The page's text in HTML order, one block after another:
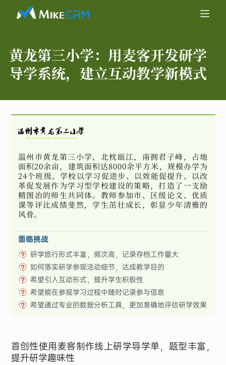
黄龙第三小学： 用麦客开发研学
导学系统，建立互动教学新模式
温州市黄龙第三小学，北枕瓯江，南拥君子峰，占地
面积20余亩，建筑面积达8000余平方米，规模办学为
24个班级。学校以学习促进步、以效能促提升、以改
革促发展作为学习型学校建设的策略，打造了一支励
精图治的师生共同体。教师参加市、区级论文、优质
课等评比成绩斐然，学生茁壮成长，彰显少年清雅的
风骨。
面临挑战
研学旅行形式丰富，频次高，记录存档工作量大
如何落实研学参观活动细节，达成教学目的
希望引入互动形式，提升学生积极性
希望能在参观学习过程中随时记录参与信息
希望通过专业的数据分析工具，更加准确地评估研学效果
首创性使用麦客制作线上研学导学单，题型丰富，
提升研学趣味性